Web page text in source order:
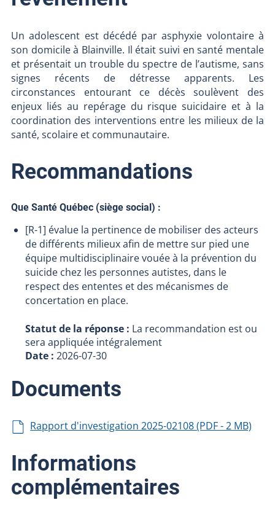
Un adolescent est décédé par asphyxie volontaire à
son domicile à Blainville. Il était suivi en santé mentale
et présentait un trouble du spectre de l’autisme, sans
signes récents de détresse apparents. Les
circonstances entourant ce décès soulèvent des
enjeux liés au repérage du risque suicidaire et à la
coordination des interventions entre les milieux de la
santé, scolaire et communautaire.
Recommandations
Que Santé Québec (siège social) :
[R-1] évalue la pertinence de mobiliser des acteurs
de différents milieux afin de mettre sur pied une
équipe multidisciplinaire vouée à la prévention du
suicide chez les personnes autistes, dans le
respect des ententes et des mécanismes de
concertation en place.
Statut de la réponse : La recommandation est ou
sera appliquée intégralement
Date :2026-07-30
Documents
Rapport d'investigation 2025-02108 (PDF - 2 MB)
Informations
complémentaires